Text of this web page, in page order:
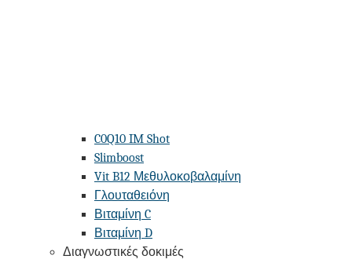
C0Q10 IM Shot
Slimboost
Vit B12 Μεθυλοκοβαλαμίνη
Γλουταθειόνη
Βιταμίνη C
Βιταμίνη D
Διαγνωστικές δοκιμές